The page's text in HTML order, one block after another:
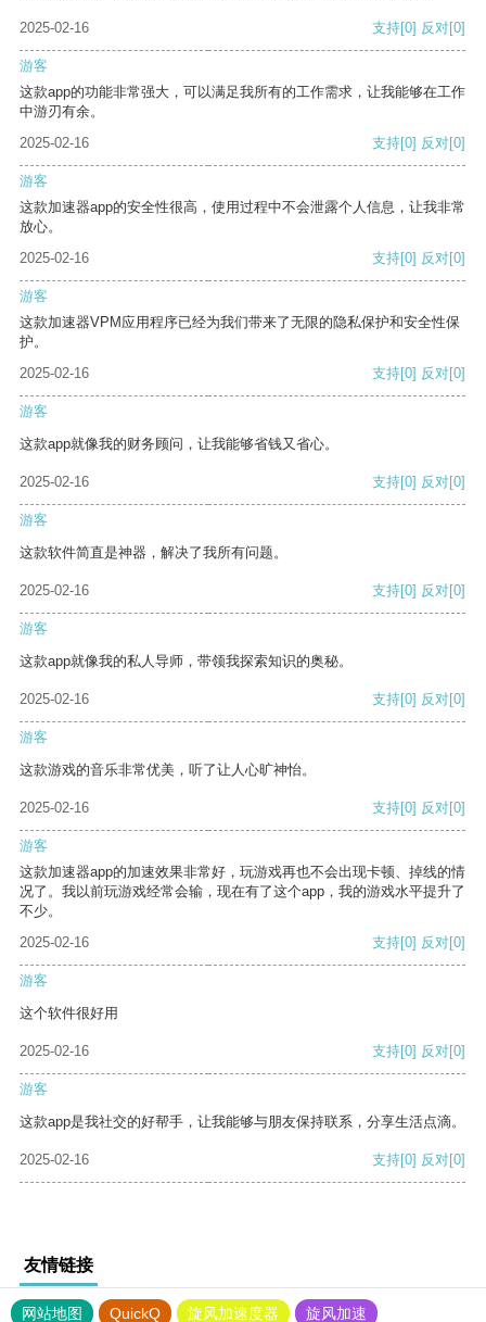
2025-02-16 支持[0] 反对[0]
游客
这款app的功能非常强大，可以满足我所有的工作需求，让我能够在工作
中游刃有余。
2025-02-16
支持[0] 反对[0]
游客
这款加速器app的安全性很高，使用过程中不会泄露个人信息，让我非常
放心。
2025-02-16
支持[0] 反对[0]
游客
这款加速器VPM应用程序已经为我们带来了无限的隐私保护和安全性保
护。
2025-02-16
支持[0] 反对[0]
游客
这款app就像我的财务顾问，让我能够省钱又省心。
2025-02-16 支持[0] 反对[0]
游客
这款软件简直是神器，解决了我所有问题。
2025-02-16 支持[0] 反对[0]
游客
这款app就像我的私人导师，带领我探索知识的奥秘。
2025-02-16 支持[0] 反对[0]
游客
这款游戏的音乐非常优美，听了让人心旷神怡。
2025-02-16 支持[0] 反对[0]
游客
这款加速器app的加速效果非常好，玩游戏再也不会出现卡顿、掉线的情
况了。我以前玩游戏经常会输，现在有了这个app，我的游戏水平提升了
不少。
2025-02-16
支持[0] 反对[0]
游客
这个软件很好用
2025-02-16 支持[0] 反对[0]
游客
这款app是我社交的好帮手，让我能够与朋友保持联系，分享生活点滴。
2025-02-16 支持[0] 反对[0]
友情链接
网站地图 QuickQ 旋风加速度器 旋风加速